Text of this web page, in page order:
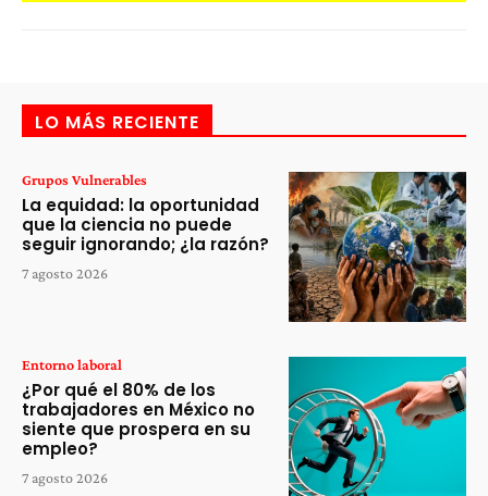
LO MÁS RECIENTE
Grupos Vulnerables
La equidad: la oportunidad
que la ciencia no puede
seguir ignorando; ¿la razón?
7 agosto 2026
Entorno laboral
¿Por qué el 80% de los
trabajadores en México no
siente que prospera en su
empleo?
7 agosto 2026